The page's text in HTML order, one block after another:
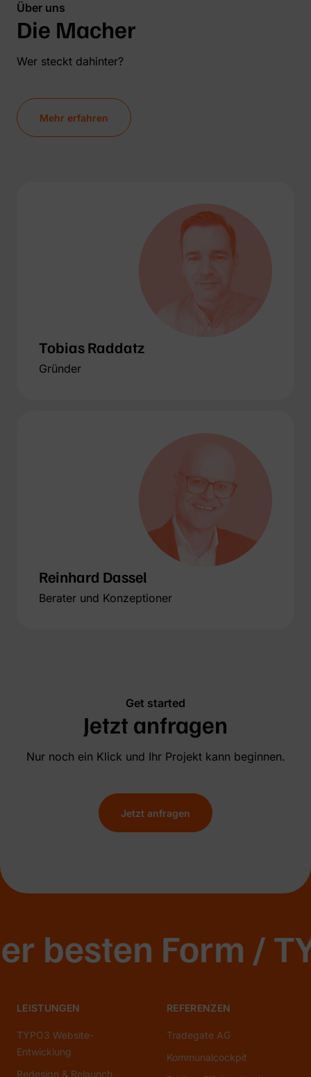
Über uns
Die Macher
Wer steckt dahinter?
Mehr erfahren
Tobias Raddatz
Gründer
Reinhard Dassel
Berater und Konzeptioner
Get started
Jetzt anfragen
Nur noch ein Klick und Ihr Projekt kann beginnen.
Jetzt anfragen
Form /
LEISTUNGEN
TYPO3 Website-
Entwicklung
Redesign & Relaunch
REFERENZEN
Tradegate AG
Kommunalcockpit